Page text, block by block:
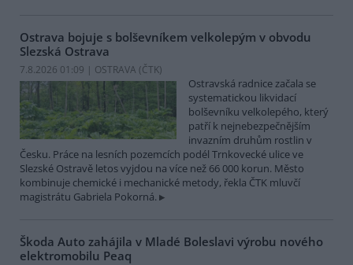
Ostrava bojuje s bolševníkem velkolepým v obvodu
Slezská Ostrava
7.8.2026 01:09 | OSTRAVA (ČTK)
Ostravská radnice začala se
systematickou likvidací
bolševníku velkolepého, který
patří k nejnebezpečnějším
invazním druhům rostlin v
Česku. Práce na lesních pozemcích podél Trnkovecké ulice ve
Slezské Ostravě letos vyjdou na více než 66 000 korun. Město
kombinuje chemické i mechanické metody, řekla ČTK mluvčí
magistrátu Gabriela Pokorná.
Škoda Auto zahájila v Mladé Boleslavi výrobu nového
elektromobilu Peaq